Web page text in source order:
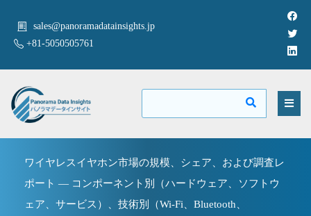
sales@panoramadatainsights.jp
+81-5050505761
ワイヤレスイヤホン市場の規模、シェア、および調査レ
ポート — コンポーネント別（ハードウェア、ソフトウ
ェア、サービス）、技術別（Wi-Fi、Bluetooth、